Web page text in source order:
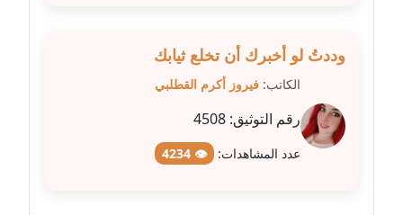
مدونة عزة بركة
عاملة
مدونة عطا الله حسب الله
عاملة
وددتُ لو أخبرك أن تخلع ثيابك
الكاتب: فيروز أكرم القطلبي
رقم التوثيق: 4508
عدد المشاهدات: 👁 4234